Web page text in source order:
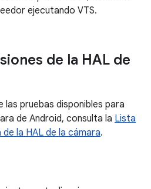
ejecutando VTS.
de la HAL de
las pruebas disponibles para
de Android, consulta la Lista
la HAL de la cámara.